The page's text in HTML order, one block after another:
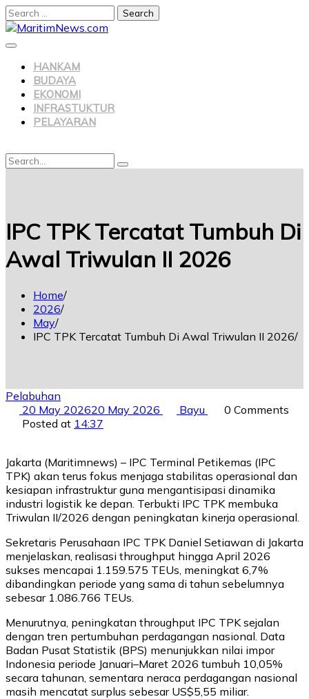
Search
for:
Skip
to
HANKAM
BUDAYA
EKONOMI
INFRASTUKTUR
PELAYARAN
Search
Search
IPC TPK Tercatat Tumbuh Di
Awal Triwulan II 2026
Home
2026
May
IPC TPK Tercatat Tumbuh Di Awal Triwulan II 2026
Pelabuhan
20 May 202620 May 2026 Bayu
0 Comments
Posted at 14:37
Jakarta (Maritimnews) – IPC Terminal Petikemas (IPC
TPK) akan terus fokus menjaga stabilitas operasional dan
kesiapan infrastruktur guna mengantisipasi dinamika
industri logistik ke depan. Terbukti IPC TPK membuka
Triwulan II/2026 dengan peningkatan kinerja operasional.
Sekretaris Perusahaan IPC TPK Daniel Setiawan di Jakarta
menjelaskan, realisasi throughput hingga April 2026
sukses mencapai 1.159.575 TEUs, meningkat 6,7%
dibandingkan periode yang sama di tahun sebelumnya
sebesar 1.086.766 TEUs.
Menurutnya, peningkatan throughput IPC TPK sejalan
dengan tren pertumbuhan perdagangan nasional. Data
Badan Pusat Statistik (BPS) menunjukkan nilai impor
Indonesia periode Januari–Maret 2026 tumbuh 10,05%
secara tahunan, sementara neraca perdagangan nasional
masih mencatat surplus sebesar US$5,55 miliar.